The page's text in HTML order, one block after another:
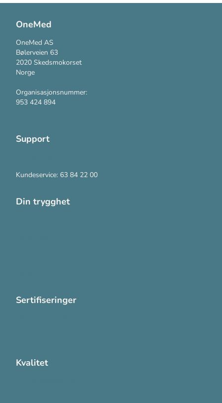
OneMed
OneMed AS
Bølerveien 63
2020 Skedsmokorset
Norge
Organisasjonsnummer:
953 424 894
Support
Kundeservice: 63 84 22 00
Din trygghet
Sertifiseringer
Kvalitet